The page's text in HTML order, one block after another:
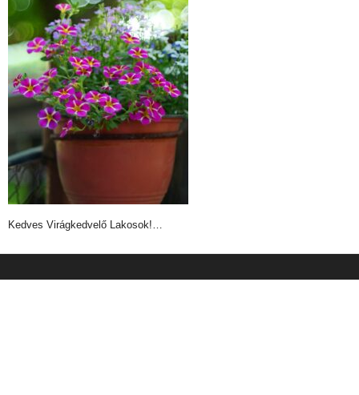
Kedves Virágkedvelő Lakosok!…